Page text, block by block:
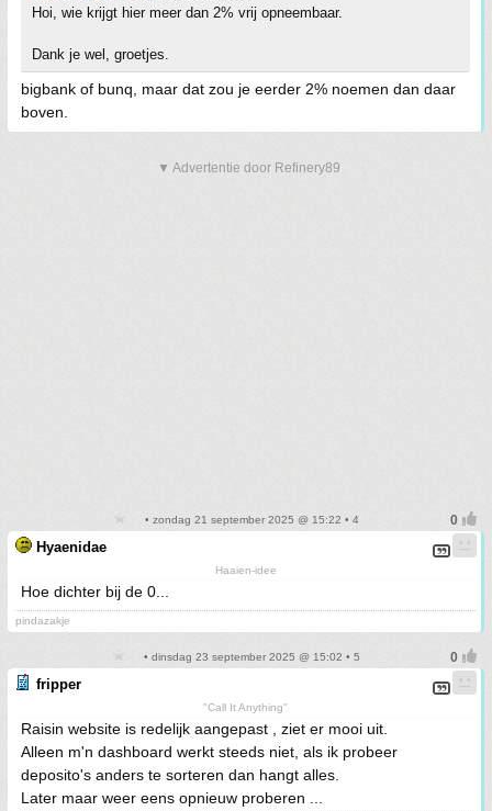
Hoi, wie krijgt hier meer dan 2% vrij opneembaar.
Dank je wel, groetjes.
bigbank of bunq, maar dat zou je eerder 2% noemen dan daar
boven.
▼ Advertentie door Refinery89
• zondag 21 september 2025 @ 15:22 • 4
Hyaenidae
Haaien-idee
Hoe dichter bij de 0...
pindazakje
• dinsdag 23 september 2025 @ 15:02 • 5
fripper
"Call It Anything"
Raisin website is redelijk aangepast , ziet er mooi uit.
Alleen m'n dashboard werkt steeds niet, als ik probeer
deposito's anders te sorteren dan hangt alles.
Later maar weer eens opnieuw proberen ...